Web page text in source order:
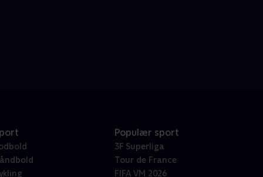
Populær sport
3F Superliga
Tour de France
FIFA VM 2026